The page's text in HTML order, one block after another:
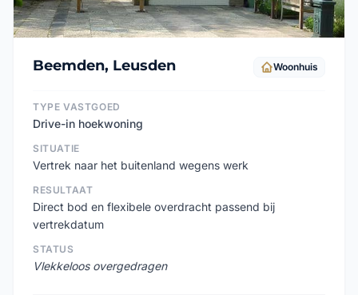
Beemden, Leusden Woonhuis
TYPE VASTGOED
Drive-in hoekwoning
SITUATIE
Vertrek naar het buitenland wegens werk
RESULTAAT
Direct bod en flexibele overdracht passend bij
vertrekdatum
STATUS
Vlekkeloos overgedragen